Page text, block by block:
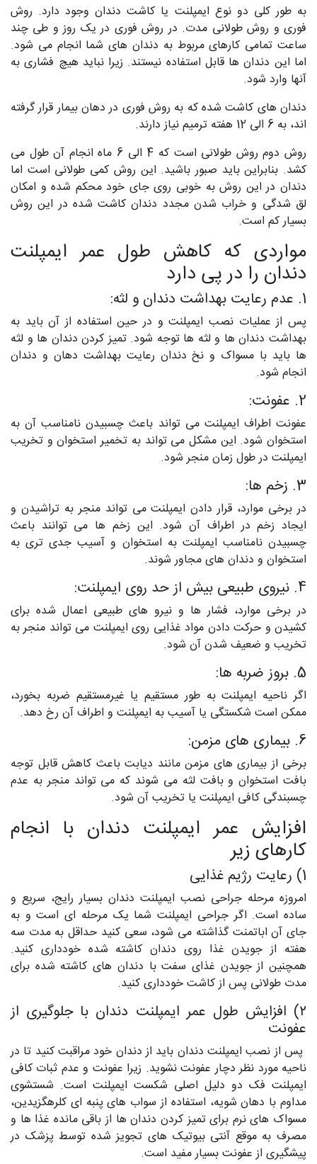
به طور کلی دو نوع ایمپلنت یا کاشت دندان وجود دارد. روش
فوری و روش طولانی مدت. در روش فوری در یک روز و طی چند
ساعت تمامی کارهای مربوط به دندان‌ های شما انجام می‌ شود.
اما این دندان‌ ها قابل استفاده نیستند. زیرا نباید هیچ فشاری به
آنها وارد شود.
دندان‌ های کاشت شده که به روش فوری در دهان بیمار قرار گرفته‌
اند، به 6 الی 12 هفته ترمیم نیاز دارند.
روش دوم روش طولانی است که 4 الی 6 ماه انجام آن طول می‌
کشد. بنابراین باید صبور باشید. این روش کمی طولانی است اما
دندان در این روش به خوبی روی جای خود محکم شده و امکان
لق شدگی و خراب شدن مجدد دندان کاشت شده در این روش
بسیار کم است.
مواردی که کاهش طول عمر ایمپلنت
دندان را در پی دارد
1. عدم رعایت بهداشت دندان و لثه:
پس از عملیات نصب ایمپلنت و در حین استفاده از آن باید به
بهداشت دندان ها و لثه ها توجه شود. تمیز کردن دندان ها و لثه
ها باید با مسواک و نخ دندان رعایت بهداشت دهان و دندان
انجام شود.
2. عفونت:
عفونت اطراف ایمپلنت می تواند باعث چسبیدن نامناسب آن به
استخوان شود. این مشکل می تواند به تخمیر استخوان و تخریب
ایمپلنت در طول زمان منجر شود.
3. زخم ها:
در برخی موارد، قرار دادن ایمپلنت می تواند منجر به تراشیدن و
ایجاد زخم در اطراف آن شود. این زخم ها می توانند باعث
چسبیدن نامناسب ایمپلنت به استخوان و آسیب جدی تری به
استخوان و دندان های مجاور شوند.
4. نیروی طبیعی بیش از حد روی ایمپلنت:
در برخی موارد، فشار ها و نیرو های طبیعی اعمال شده برای
کشیدن و حرکت دادن مواد غذایی روی ایمپلنت می تواند منجر به
تخریب و ضعیف شدن آن شود.
5. بروز ضربه ها:
اگر ناحیه ایمپلنت به طور مستقیم یا غیرمستقیم ضربه بخورد،
ممکن است شکستگی یا آسیب به ایمپلنت و اطراف آن رخ دهد.
6. بیماری های مزمن:
برخی از بیماری های مزمن مانند دیابت باعث کاهش قابل توجه
بافت استخوان و بافت لثه می شوند که می تواند منجر به عدم
چسبندگی کافی ایمپلنت یا تخریب آن شود.
افزایش عمر ایمپلنت دندان با انجام
کارهای زیر
1) رعایت رژیم غذایی
امروزه مرحله جراحی نصب ایمپلنت دندان بسیار رایج، سریع و
ساده است. اگر جراحی ایمپلنت شما یک مرحله ای است و به
جای آن اباتمنت گذاشته می شود، سعی کنید حداقل به مدت سه
هفته از جویدن غذا روی دندان کاشته شده خودداری کنید.
همچنین از جویدن غذای سفت با دندان های کاشته شده برای
مدت طولانی پس از کاشت خودداری کنید.
۲) افزایش طول عمر ایمپلنت دندان با جلوگیری از
عفونت
پس از نصب ایمپلنت دندان باید از دندان خود مراقبت کنید تا در
ناحیه مورد نظر دچار عفونت نشوید. زیرا عفونت و عدم ثبات کافی
ایمپلنت فک دو دلیل اصلی شکست ایمپلنت است. شستشوی
مداوم با دهان شویه، استفاده از سواب های پنبه ای کلرهگزیدین،
مسواک های نرم برای تمیز کردن دندان ها از باقی مانده غذا ها و
مصرف به موقع آنتی بیوتیک های تجویز شده توسط پزشک در
پیشگیری از عفونت بسیار مفید است.